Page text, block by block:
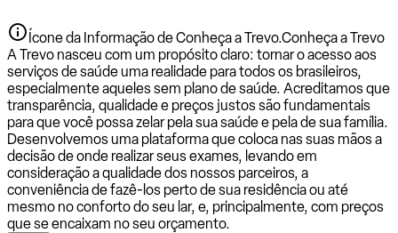
Ícone da Informação de Conheça a Trevo.Conheça a Trevo
A Trevo nasceu com um propósito claro: tornar o acesso aos
serviços de saúde uma realidade para todos os brasileiros,
especialmente aqueles sem plano de saúde. Acreditamos que
transparência, qualidade e preços justos são fundamentais
para que você possa zelar pela sua saúde e pela de sua família.
Desenvolvemos uma plataforma que coloca nas suas mãos a
decisão de onde realizar seus exames, levando em
consideração a qualidade dos nossos parceiros, a
conveniência de fazê-los perto de sua residência ou até
mesmo no conforto do seu lar, e, principalmente, com preços
que se encaixam no seu orçamento.